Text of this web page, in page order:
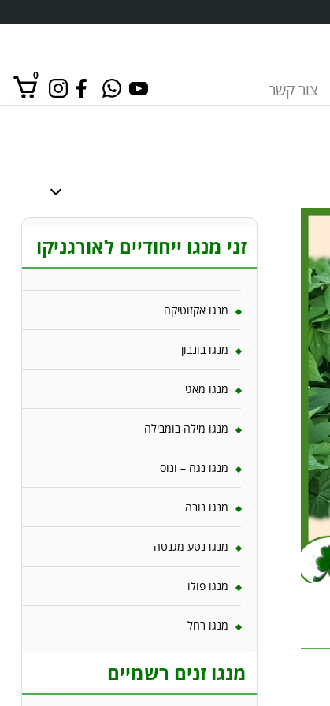
צור קשר
0
זני מנגו ייחודיים לאורגניקו
מנגו אקזוטיקה
מנגו בונבון
מנגו מאגי
מנגו מילה בומבילה
מנגו נגה – ונוס
מנגו נובה
מנגו נטע מגנטה
מנגו פולו
מנגו רחל
מנגו זנים רשמיים